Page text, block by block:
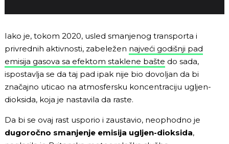
Iako je, tokom 2020, usled smanjenog transporta i
privrednih aktivnosti, zabeležen najveći godišnji pad
emisija gasova sa efektom staklene bašte do sada,
ispostavlja se da taj pad ipak nije bio dovoljan da bi
značajno uticao na atmosfersku koncentraciju ugljen-
dioksida, koja je nastavila da raste.
Da bi se ovaj rast usporio i zaustavio, neophodno je
dugoročno smanjenje emisija ugljen-dioksida,